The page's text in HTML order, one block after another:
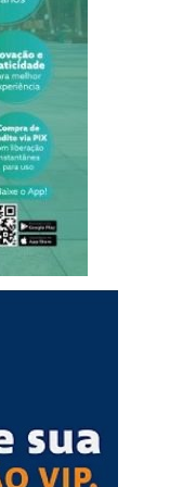
pelo Brasil, tendo
por aqui, chamado
a se apresentar
Livre de Serginho
da banda, seguiu em
no Brasil foi em
Bar, em Ponta
corona